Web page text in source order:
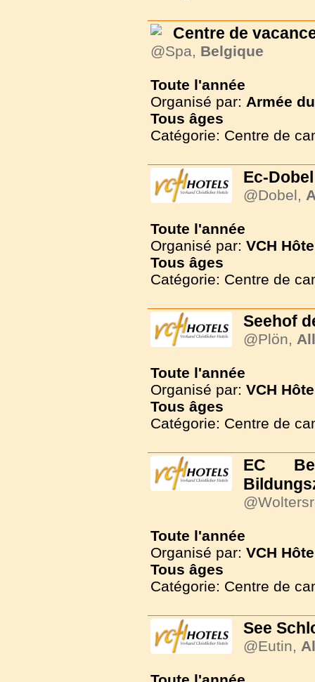
Centre de
@Spa, Belgique
Toute l'année
Organisé par: Armée
Tous âges
Catégorie: Centre de
Ec-Dobel
@Dobel,
Toute l'année
Organisé par: VCH
Tous âges
Catégorie: Centre de
Seehof
@Plön,
Toute l'année
Organisé par: VCH
Tous âges
Catégorie: Centre de
EC
Toute l'année
Organisé par: VCH
Tous âges
Catégorie: Centre de
See
@Eutin,